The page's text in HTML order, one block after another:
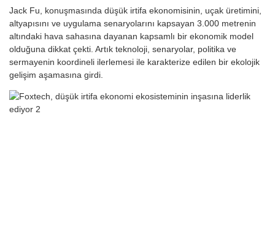
Jack Fu, konuşmasında düşük irtifa ekonomisinin, uçak üretimini,
altyapısını ve uygulama senaryolarını kapsayan 3.000 metrenin
altındaki hava sahasına dayanan kapsamlı bir ekonomik model
olduğuna dikkat çekti. Artık teknoloji, senaryolar, politika ve
sermayenin koordineli ilerlemesi ile karakterize edilen bir ekolojik
gelişim aşamasına girdi.